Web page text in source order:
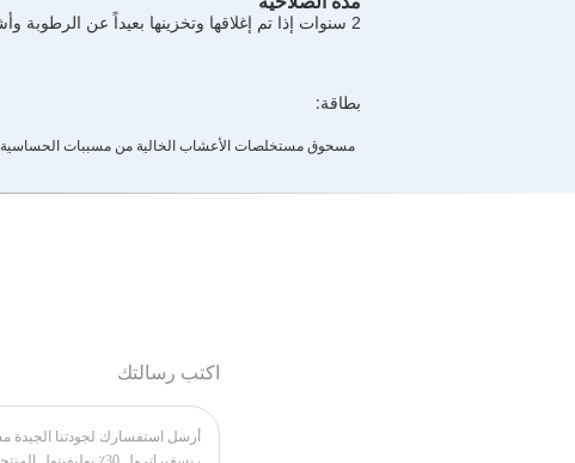
2 سنوات إذا تم إغلاقها وتخزينها بعيداً عن الرطوبة وأشعة الشمس المباشرة.
بطاقة:
مسحوق مستخلصات الأعشاب الخالية من مسببات الحساسية
اكتب رسالتك